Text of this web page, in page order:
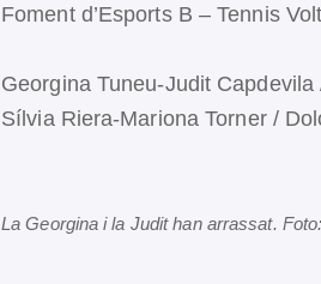
Foment d’Esports B – Tennis
Georgina Tuneu-Judit
Sílvia Riera-Mariona Torner /
La Georgina i la Judit han arrassat.